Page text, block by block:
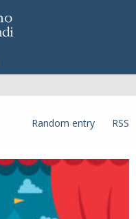
Random entry RSS